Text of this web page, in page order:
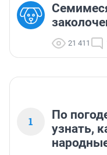
21 411
1
По
узнать,